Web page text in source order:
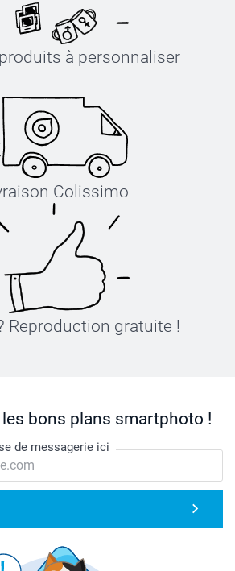
à personnaliser
Colissimo
Reproduction gratuite !
bons plans smartphoto !
de messagerie ici